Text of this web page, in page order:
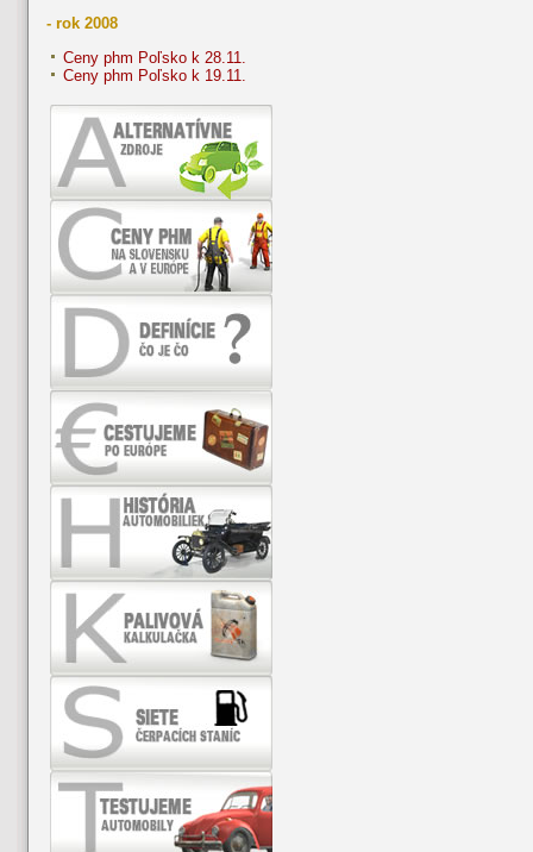
- rok 2008
Ceny phm Poľsko k 28.11.
Ceny phm Poľsko k 19.11.